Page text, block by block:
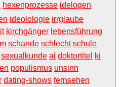
hexenprozesse idelogen
ideolologie irrglaube
kirchgänger lebensführung
schande schlecht schule
sexualkunde ai doktortitel ki
populismus unsinn
dating-shows fernsehen